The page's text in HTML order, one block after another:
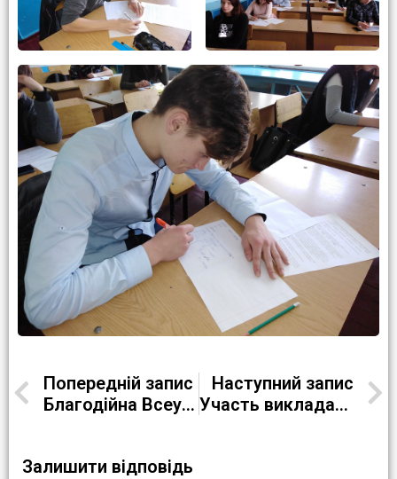
Попередній запис
Благодійна Всеукраїнська акція «Серце до серця» (Відділеня №2)
Наступний запис
Участь викладачів в обласних секціях з англійської мови та інформатики
Залишити відповідь